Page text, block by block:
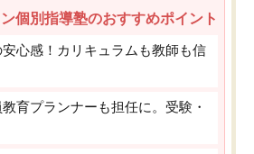
個別指導塾のおすすめポイント
安心感！カリキュラムも教師も信
育プランナーも担任に。受験・